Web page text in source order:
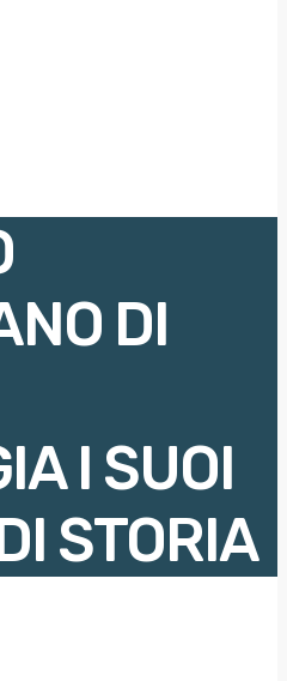
DI
I SUOI
STORIA